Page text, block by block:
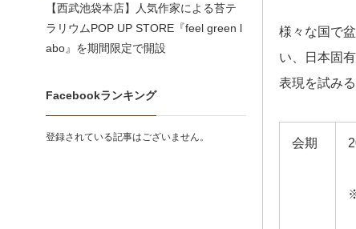
様々な国で
い、日本固
表現を試みる
会期
【西武池袋本店】人気作家による苔テ
ラリウムPOP UP STORE『feel green l
abo』を期間限定で開設
Facebookランキング
登録されている記事はございません。